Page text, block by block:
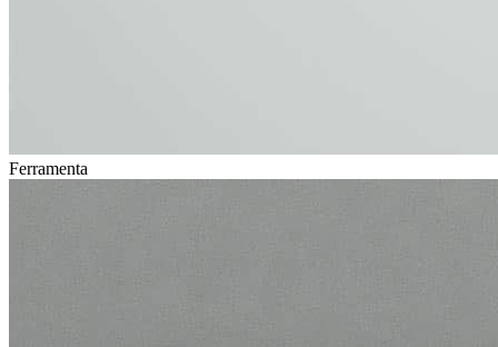
Ferramenta